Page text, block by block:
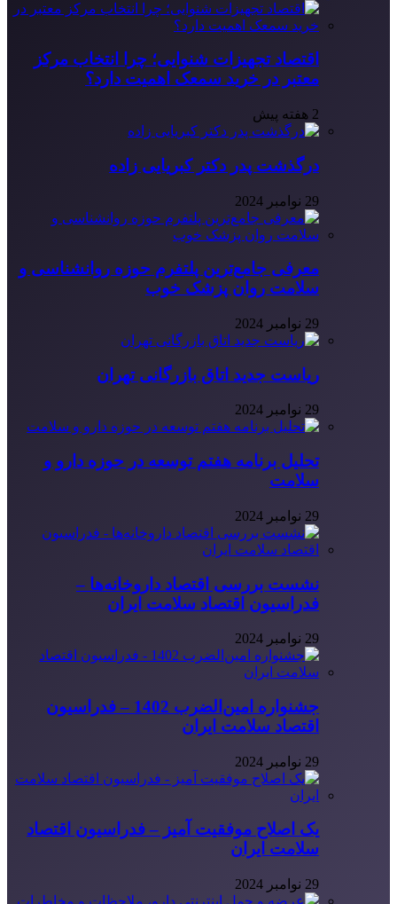
اقتصاد تجهیزات شنوایی؛ چرا انتخاب مرکز
معتبر در خرید سمعک اهمیت دارد؟
2 هفته پیش
درگذشت پدر دکتر کبریایی زاده
29 نوامبر 2024
معرفی جامع‌ترین پلتفرم حوزه روانشناسی و
سلامت روان پزشک خوب
29 نوامبر 2024
ریاست جدید اتاق بازرگانی تهران
29 نوامبر 2024
تحلیل برنامه هفتم توسعه در حوزه دارو و
سلامت
29 نوامبر 2024
نشست بررسی اقتصاد داروخانه‌ها –
فدراسیون اقتصاد سلامت ایران
29 نوامبر 2024
جشنواره امین‌الضرب 1402 – فدراسیون
اقتصاد سلامت ایران
29 نوامبر 2024
یک اصلاح موفقیت آمیز – فدراسیون اقتصاد
سلامت ایران
29 نوامبر 2024